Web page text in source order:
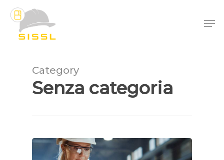
Skip
main
Category
Senza categoria